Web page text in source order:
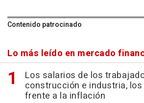
Contenido patrocinado
Lo más leído en mercado
Los salarios de los
construcción e industria,
frente a la inflación